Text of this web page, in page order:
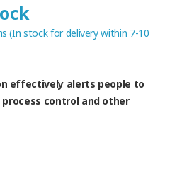
ร (In stock for delivery within 7-10
effectively alerts people to
control and other